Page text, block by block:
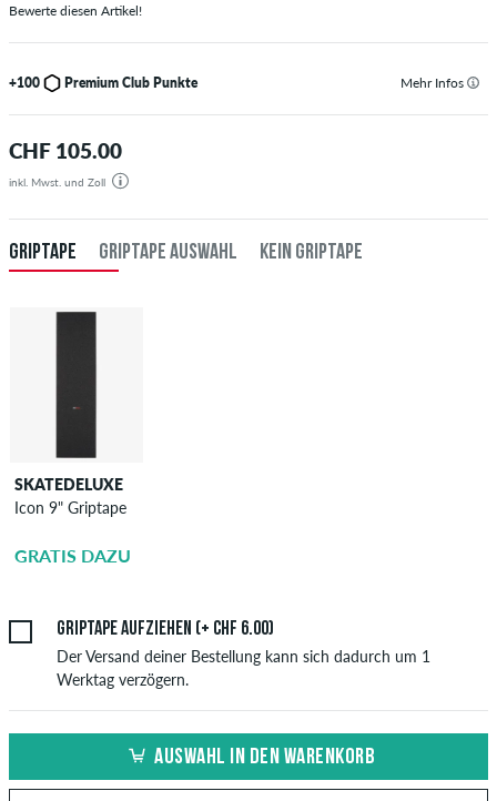
Bewerte diesen Artikel!
+100 Premium Club Punkte Mehr Infos
CHF 105.00
inkl. Mwst. und Zoll
GRIPTAPE GRIPTAPE AUSWAHL KEIN GRIPTAPE
SKATEDELUXE
Icon 9" Griptape
GRATIS DAZU
Griptape aufziehen (+ CHF 6.00)
Der Versand deiner Bestellung kann sich dadurch um 1
Werktag verzögern.
AUSWAHL IN DEN WARENKORB